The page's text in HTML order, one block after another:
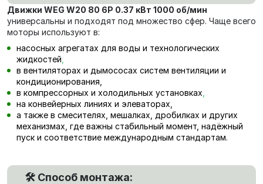
Движки WEG W20 80 6P 0.37 кВт 1000 об/мин
универсальны и подходят под множество сфер. Чаще всего
моторы используют в:
насосных агрегатах для воды и технологических
жидкостей
в вентиляторах и дымососах систем вентиляции и
кондиционирования,
в компрессорных и холодильных установках
на конвейерных линиях и элеваторах,
а также в смесителях, мешалках, дробилках и других
механизмах, где важны стабильный момент, надёжный
пуск и соответствие международным стандартам.
🛠️ Способ монтажа: